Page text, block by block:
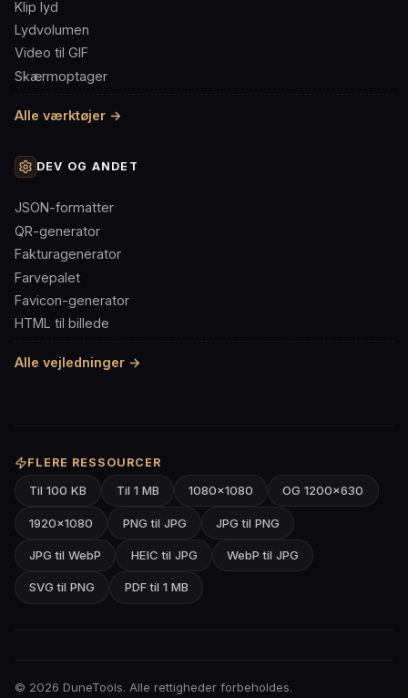
Klip lyd
Lydvolumen
Video til GIF
Skærmoptager
Alle værktøjer →
DEV OG ANDET
JSON-formatter
QR-generator
Fakturagenerator
Farvepalet
Favicon-generator
HTML til billede
Alle vejledninger →
FLERE RESSOURCER
Til 100 KB Til 1 MB 1080×1080 OG 1200×630
1920×1080 PNG til JPG JPG til PNG
JPG til WebP HEIC til JPG WebP til JPG
SVG til PNG PDF til 1 MB
© 2026 DuneTools. Alle rettigheder forbeholdes.